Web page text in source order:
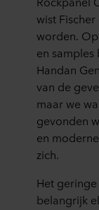
wist
worden.
en
Handan
van de
maar we
gevonden
en
zich.
Het
belangrijk